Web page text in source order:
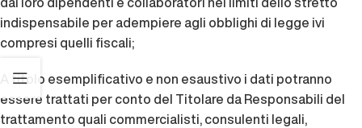
indispensabile per adempiere agli obblighi di legge ivi
compresi quelli fiscali;
A titolo esemplificativo e non esaustivo i dati potranno
essere trattati per conto del Titolare da Responsabili del
trattamento quali commercialisti, consulenti legali,